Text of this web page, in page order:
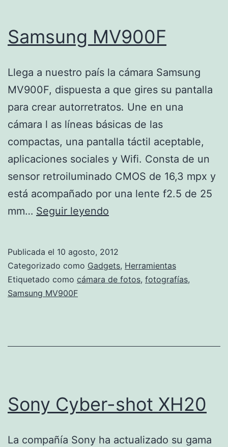
Samsung MV900F
Llega a nuestro país la cámara Samsung
MV900F, dispuesta a que gires su pantalla
para crear autorretratos. Une en una
cámara l as líneas básicas de las
compactas, una pantalla táctil aceptable,
aplicaciones sociales y Wifi. Consta de un
sensor retroiluminado CMOS de 16,3 mpx y
está acompañado por una lente f2.5 de 25
mm… Seguir leyendo
Publicada el 10 agosto, 2012
Categorizado como Gadgets, Herramientas
Etiquetado como cámara de fotos, fotografías,
Samsung MV900F
Sony Cyber-shot XH20
La compañía Sony ha actualizado su gama